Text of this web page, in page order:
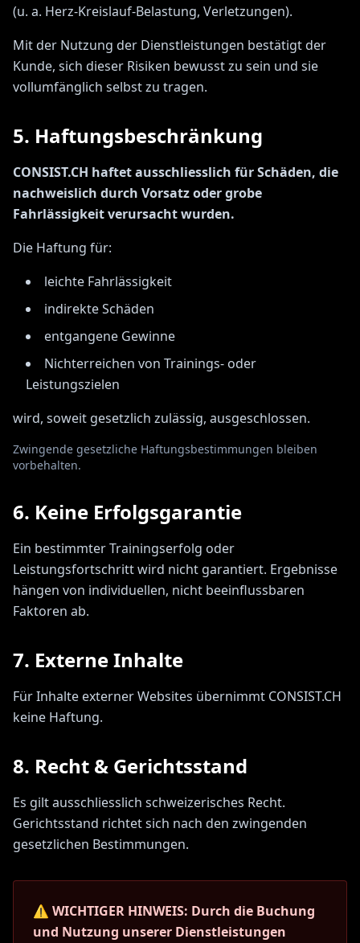
(u. a. Herz-Kreislauf-Belastung, Verletzungen).
Mit der Nutzung der Dienstleistungen bestätigt der
Kunde, sich dieser Risiken bewusst zu sein und sie
vollumfänglich selbst zu tragen.
5. Haftungsbeschränkung
CONSIST.CH haftet ausschliesslich für Schäden, die
nachweislich durch Vorsatz oder grobe
Fahrlässigkeit verursacht wurden.
Die Haftung für:
leichte Fahrlässigkeit
indirekte Schäden
entgangene Gewinne
Nichterreichen von Trainings- oder
Leistungszielen
wird, soweit gesetzlich zulässig, ausgeschlossen.
Zwingende gesetzliche Haftungsbestimmungen bleiben
vorbehalten.
6. Keine Erfolgsgarantie
Ein bestimmter Trainingserfolg oder
Leistungsfortschritt wird nicht garantiert. Ergebnisse
hängen von individuellen, nicht beeinflussbaren
Faktoren ab.
7. Externe Inhalte
Für Inhalte externer Websites übernimmt CONSIST.CH
keine Haftung.
8. Recht & Gerichtsstand
Es gilt ausschliesslich schweizerisches Recht.
Gerichtsstand richtet sich nach den zwingenden
gesetzlichen Bestimmungen.
⚠️ WICHTIGER HINWEIS: Durch die Buchung
und Nutzung unserer Dienstleistungen